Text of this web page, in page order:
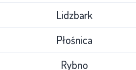
Lidzbark
Płośnica
Rybno